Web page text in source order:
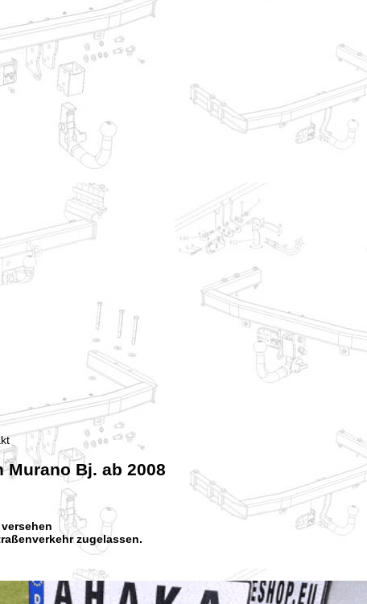
Bj. ab 2008
zugelassen.